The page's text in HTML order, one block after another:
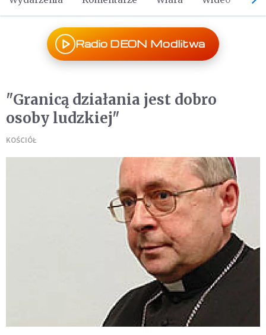
Radio DEON Modlitwa
"Granicą działania jest dobro
osoby ludzkiej"
KOŚCIÓŁ